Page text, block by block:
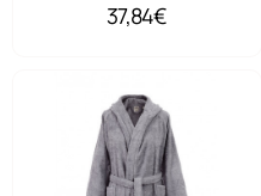
37,84€